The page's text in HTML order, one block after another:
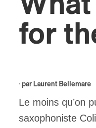
for
· par Laurent Bellemare
Le moins qu’on
saxophoniste